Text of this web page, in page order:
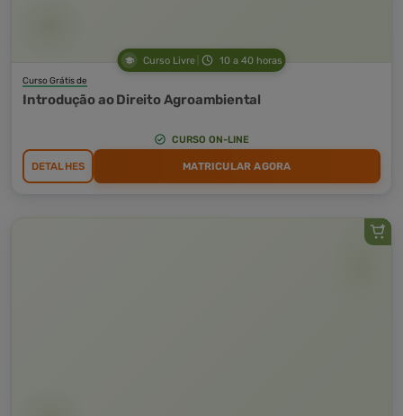
Curso Livre 10 a 40 horas
Curso Grátis de
Introdução ao Direito Agroambiental
CURSO ON-LINE
DETALHES MATRICULAR AGORA